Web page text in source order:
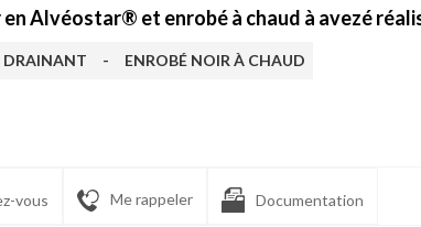
Alvéostar® et enrobé à chaud à avezé
DRAINANT - ENROBÉ NOIR À CHAUD
vous Me rappeler Documentation